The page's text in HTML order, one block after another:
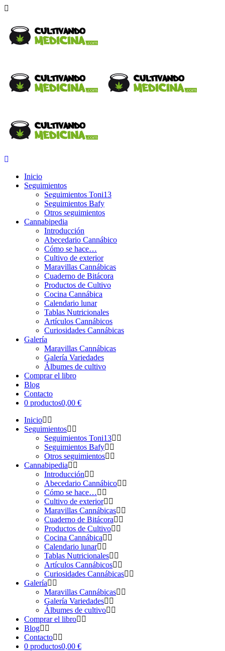
Inicio
Seguimientos
Seguimientos Toni13
Seguimientos Bafy
Otros seguimientos
Cannabipedia
Introducción
Abecedario Cannábico
Cómo se hace…
Cultivo de exterior
Maravillas Cannábicas
Cuaderno de Bitácora
Productos de Cultivo
Cocina Cannábica
Calendario lunar
Tablas Nutricionales
Artículos Cannábicos
Curiosidades Cannábicas
Galería
Maravillas Cannábicas
Galería Variedades
Álbumes de cultivo
Comprar el libro
Blog
Contacto
0 productos0,00 €
Inicio
Seguimientos
Seguimientos Toni13
Seguimientos Bafy
Otros seguimientos
Cannabipedia
Introducción
Abecedario Cannábico
Cómo se hace…
Cultivo de exterior
Maravillas Cannábicas
Cuaderno de Bitácora
Productos de Cultivo
Cocina Cannábica
Calendario lunar
Tablas Nutricionales
Artículos Cannábicos
Curiosidades Cannábicas
Galería
Maravillas Cannábicas
Galería Variedades
Álbumes de cultivo
Comprar el libro
Blog
Contacto
0 productos0,00 €